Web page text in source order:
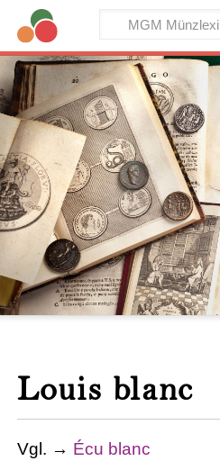
Louis blanc
Vgl. → Écu blanc